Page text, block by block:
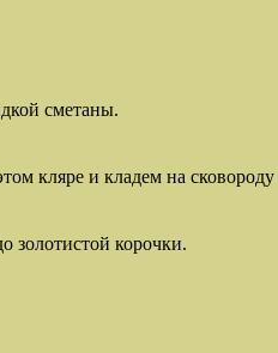
сметаны.
кляре и кладем на
золотистой корочки.